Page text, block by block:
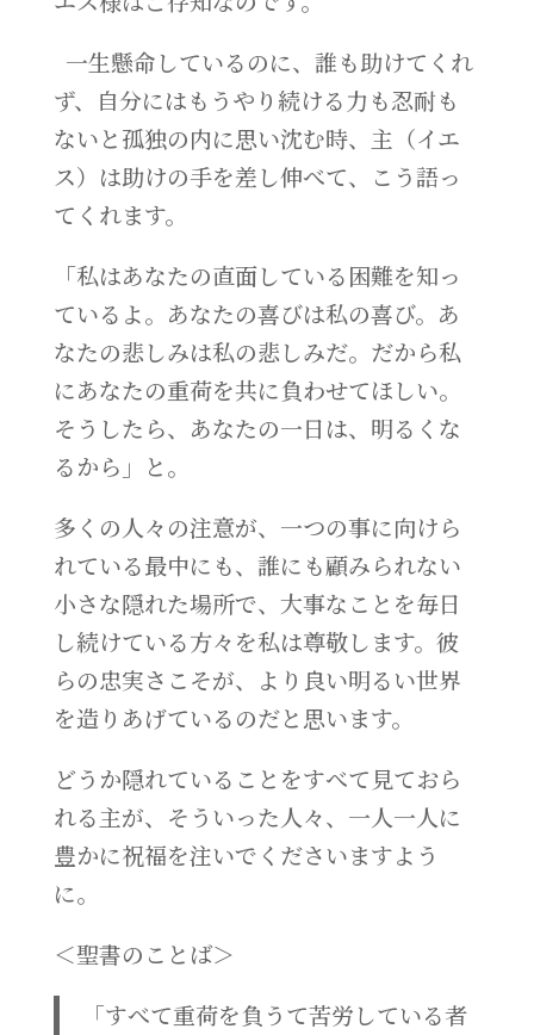
一生懸命しているのに、誰も助けてくれ
ず、自分にはもうやり続ける力も忍耐も
ないと孤独の内に思い沈む時、主（イエ
ス）は助けの手を差し伸べて、こう語っ
てくれます。
「私はあなたの直面している困難を知っ
ているよ。あなたの喜びは私の喜び。あ
なたの悲しみは私の悲しみだ。だから私
にあなたの重荷を共に負わせてほしい。
そうしたら、あなたの一日は、明るくな
るから」と。
多くの人々の注意が、一つの事に向けら
れている最中にも、誰にも顧みられない
小さな隠れた場所で、大事なことを毎日
し続けている方々を私は尊敬します。彼
らの忠実さこそが、より良い明るい世界
を造りあげているのだと思います。
どうか隠れていることをすべて見ておら
れる主が、そういった人々、一人一人に
豊かに祝福を注いでくださいますよう
に。
＜聖書のことば＞
「すべて重荷を負うて苦労している者